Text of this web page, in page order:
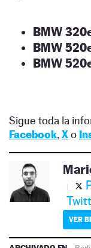
BMW
BMW
BMW
Sigue toda la
Facebook, Xo
VER